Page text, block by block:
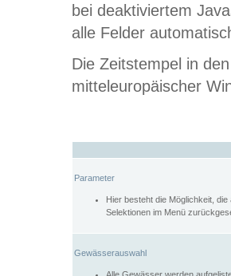
bei deaktiviertem
alle Felder
Die Zeitstempel in
mitteleuropäischer
Parameter
Hier besteht die Möglichkeit,
Selektionen im Menü
Gewässerauswahl